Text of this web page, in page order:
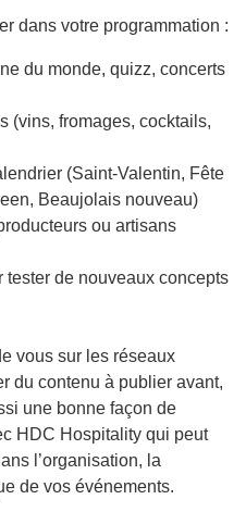
dans votre programmation :
du monde, quizz, concerts
(vins, fromages, cocktails,
(Saint-Valentin, Fête
Beaujolais nouveau)
ou artisans
tester de nouveaux concepts
vous sur les réseaux
du contenu à publier avant,
une bonne façon de
HDC Hospitality qui peut
l’organisation, la
de vos événements.